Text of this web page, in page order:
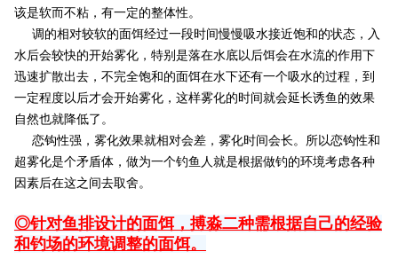
该是软而不粘，有一定的整体性。
调的相对较软的面饵经过一段时间慢慢吸水接近饱和的状态，入
水后会较快的开始雾化，特别是落在水底以后饵会在水流的作用下
迅速扩散出去，不完全饱和的面饵在水下还有一个吸水的过程，到
一定程度以后才会开始雾化，这样雾化的时间就会延长诱鱼的效果
自然也就降低了。
恋钩性强，雾化效果就相对会差，雾化时间会长。所以恋钩性和
超雾化是个矛盾体，做为一个钓鱼人就是根据做钓的环境考虑各种
因素后在这之间去取舍。
◎针对鱼排设计的面饵，搏淼二种需根据自己的经验
和钓场的环境调整的面饵。